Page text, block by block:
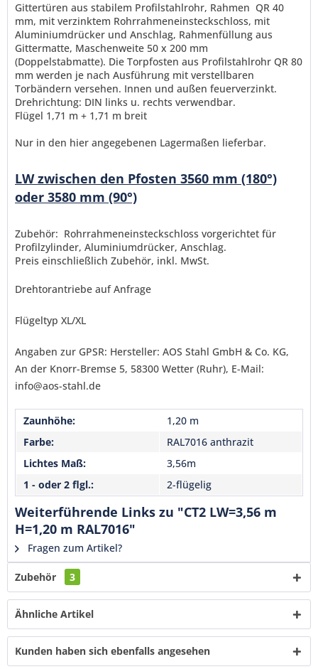
verstanden und stimme zu. *
Senden
Gittertüren aus stabilem Profilstahlrohr, Rahmen QR 40
mm, mit verzinktem Rohrrahmeneinsteckschloss, mit
Aluminiumdrücker und Anschlag, Rahmenfüllung aus
Gittermatte, Maschenweite 50 x 200 mm
(Doppelstabmatte). Die Torpfosten aus Profilstahlrohr QR 80
mm werden je nach Ausführung mit verstellbaren
Torbändern versehen. Innen und außen feuerverzinkt.
Drehrichtung: DIN links u. rechts verwendbar.
Flügel 1,71 m + 1,71 m breit
Nur in den hier angegebenen Lagermaßen lieferbar.
LW zwischen den Pfosten 3560 mm (180°)
oder 3580 mm (90°)
Zubehör: Rohrrahmeneinsteckschloss vorgerichtet für
Profilzylinder, Aluminiumdrücker, Anschlag.
Preis einschließlich Zubehör, inkl. MwSt.
Drehtorantriebe auf Anfrage
Flügeltyp XL/XL
Angaben zur GPSR: Hersteller: AOS Stahl GmbH & Co. KG,
An der Knorr-Bremse 5, 58300 Wetter (Ruhr), E-Mail:
info@aos-stahl.de
Zaunhöhe:
1,20 m
Farbe:
RAL7016 anthrazit
Lichtes Maß:
3,56m
1 - oder 2 flgl.:
2-flügelig
Weiterführende Links zu "CT2 LW=3,56 m
H=1,20 m RAL7016"
Fragen zum Artikel?
Zubehör 3
Ähnliche Artikel
Kunden haben sich ebenfalls angesehen